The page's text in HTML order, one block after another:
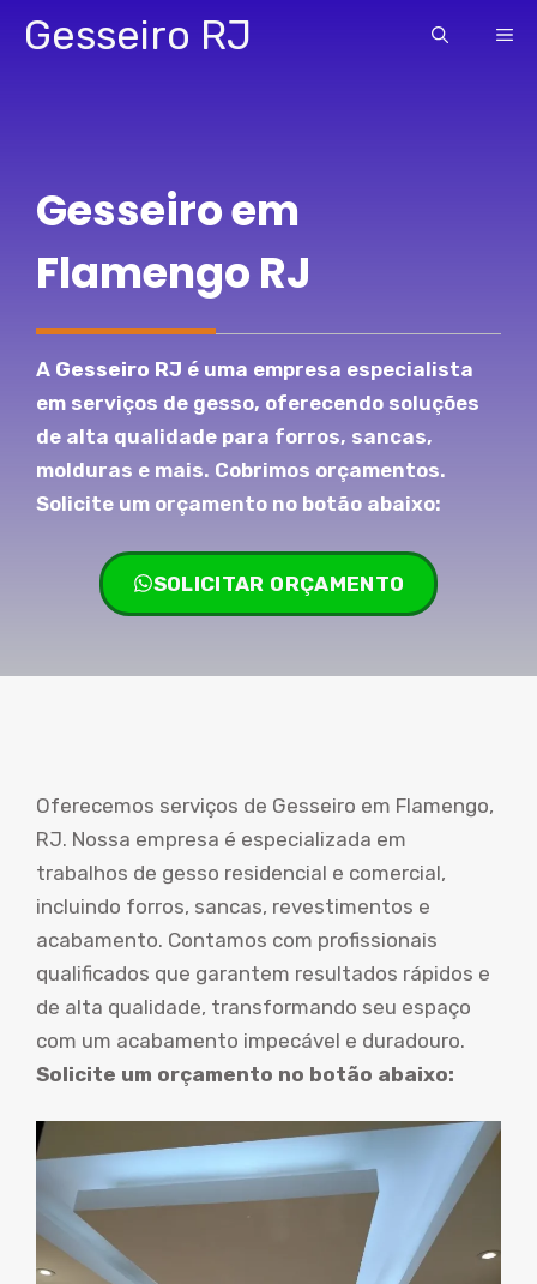
Pular
paraGesseiro RJ
Gesseiro em
Flamengo RJ
A Gesseiro RJ é uma empresa especialista
em serviços de gesso, oferecendo soluções
de alta qualidade para forros, sancas,
molduras e mais. Cobrimos orçamentos.
Solicite um orçamento no botão abaixo:
SOLICITAR ORÇAMENTO
Oferecemos serviços de Gesseiro em Flamengo,
RJ. Nossa empresa é especializada em
trabalhos de gesso residencial e comercial,
incluindo forros, sancas, revestimentos e
acabamento. Contamos com profissionais
qualificados que garantem resultados rápidos e
de alta qualidade, transformando seu espaço
com um acabamento impecável e duradouro.
Solicite um orçamento no botão abaixo: